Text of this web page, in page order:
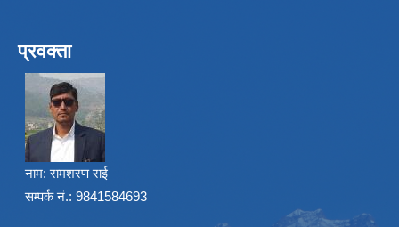
प्रवक्ता
नाम: रामशरण राई
सम्पर्क नं.: 9841584693